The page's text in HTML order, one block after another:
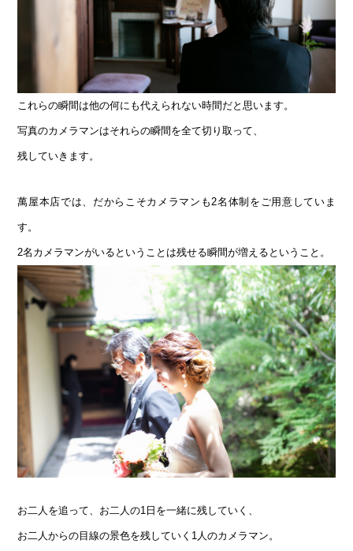
これらの瞬間は他の何にも代えられない時間だと思います。
写真のカメラマンはそれらの瞬間を全て切り取って、
残していきます。
萬屋本店では、だからこそカメラマンも2名体制をご用意していま
す。
2名カメラマンがいるということは残せる瞬間が増えるということ。
お二人を追って、お二人の1日を一緒に残していく、
お二人からの目線の景色を残していく1人のカメラマン。